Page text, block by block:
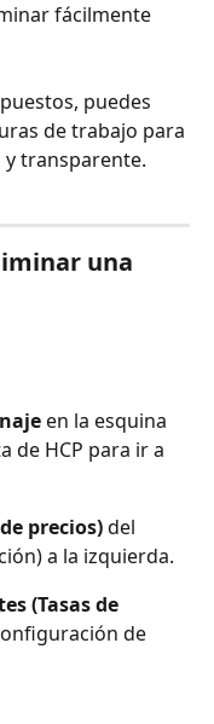
fácilmente
puedes
de trabajo para
transparente.
una
en la esquina
de HCP para ir a
precios) del
a la izquierda.
(Tasas de
de